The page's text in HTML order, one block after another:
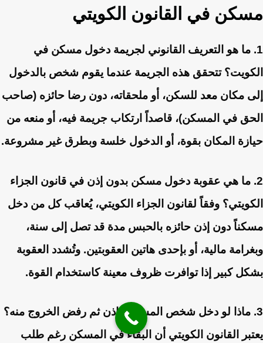
مسكن في القانون الكويتي
1. ما هو التعريف القانوني لجريمة دخول مسكن في
الكويت؟ تتحقق هذه الجريمة عندما يقوم شخص بالدخول
إلى مكان معد للسكن، أو ملحقاته، دون رضا حائزه (صاحب
الحق في المسكن)، قاصداً ارتكاب جريمة فيه، أو منعه من
حيازة المكان بقوة، أو الدخول خلسة وبطرق غير مشروعة.
2. ما هي عقوبة دخول مسكن بدون إذن في قانون الجزاء
الكويتي؟ وفقاً لقانون الجزاء الكويتي، يُعاقب كل من دخل
مسكناً دون إذن حائزه بالحبس مدة قد تصل إلى سنة،
وبغرامة مالية، أو بإحدى هاتين العقوبتين. وتُشدد العقوبة
بشكل كبير إذا توافرت ظروف معينة كاستخدام القوة.
3. ماذا لو دخل شخص المسكن بإذن ثم رفض الخروج منه؟
يعتبر القانون الكويتي أن البقاء في المسكن رغم طلب